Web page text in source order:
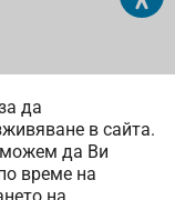
да
в сайта.
можем да Ви
време на